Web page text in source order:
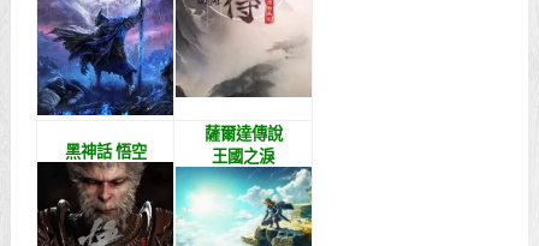
黑神話 悟空
薩爾達傳說
王國之淚